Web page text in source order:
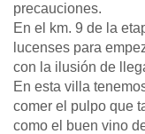
precauciones.
En el km. 9 de la
lucenses para
con la ilusión de
En esta villa
comer el pulpo que
como el buen vino